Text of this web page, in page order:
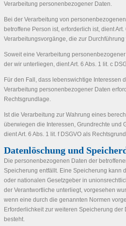
Verarbeitung personenbezogener Daten.
Bei der Verarbeitung von
betroffene Person ist, erforderlich ist, dient
Verarbeitungsvorgänge, die zur
Soweit eine Verarbeitung
der wir unterliegen, dient Art. 6 Abs. 1 lit. c
Für den Fall, dass lebenswichtige Interessen
Verarbeitung personenbezogener Daten
Rechtsgrundlage.
Ist die Verarbeitung zur Wahrung eines
überwiegen die Interessen, Grundrechte und
dient Art. 6 Abs. 1 lit. f DSGVO als
Datenlöschung und
Die personenbezogenen Daten der
Speicherung entfällt. Eine Speicherung kann
oder nationalen Gesetzgeber in
der Verantwortliche unterliegt, vorgesehen
wenn eine durch die genannten Normen
Erforderlichkeit zur weiteren Speicherung
besteht.